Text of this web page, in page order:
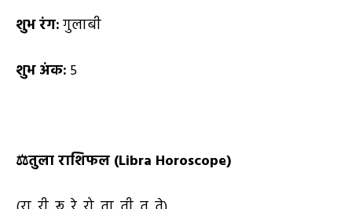
शुभ रंग:गुलाबी
शुभ अंक: 5
⚖️तुला राशिफल (Libra Horoscope)